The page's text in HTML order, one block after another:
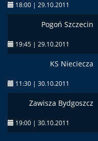
18:00 | 29.10.2011
Pogoń Szczecin
19:45 | 29.10.2011
KS Nieciecza
11:30 | 30.10.2011
Zawisza Bydgoszcz
19:00 | 30.10.2011